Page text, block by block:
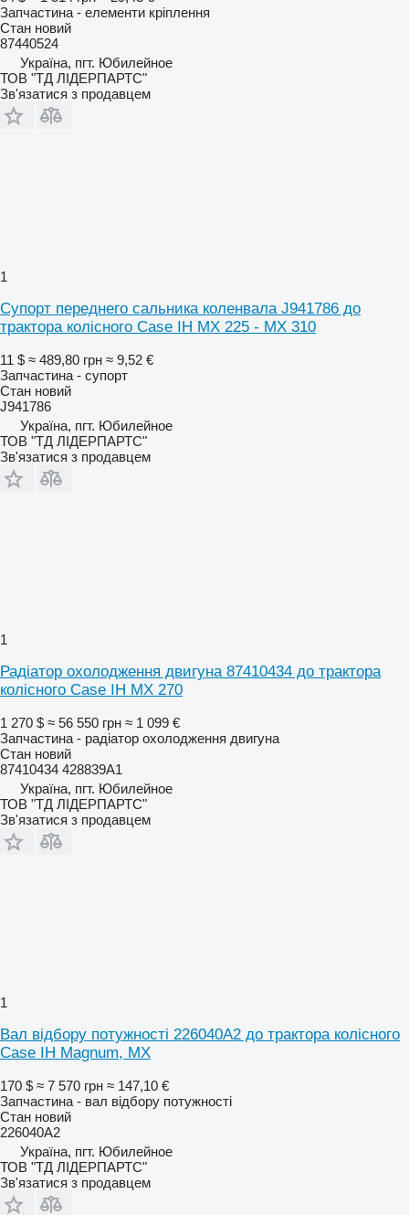
Запчастина - елементи кріплення
Стан новий
87440524
Україна, пгт. Юбилейное
ТОВ "ТД ЛІДЕРПАРТС"
Зв'язатися з продавцем
1
Супорт переднего сальника коленвала J941786 до
трактора колісного Case IH MX 225 - MX 310
11 $ ≈ 489,80 грн ≈ 9,52 €
Запчастина - супорт
Стан новий
J941786
Україна, пгт. Юбилейное
ТОВ "ТД ЛІДЕРПАРТС"
Зв'язатися з продавцем
1
Радіатор охолодження двигуна 87410434 до трактора
колісного Case IH MX 270
1 270 $ ≈ 56 550 грн ≈ 1 099 €
Запчастина - радіатор охолодження двигуна
Стан новий
87410434 428839A1
Україна, пгт. Юбилейное
ТОВ "ТД ЛІДЕРПАРТС"
Зв'язатися з продавцем
1
Вал відбору потужності 226040A2 до трактора колісного
Case IH Magnum, MX
170 $ ≈ 7 570 грн ≈ 147,10 €
Запчастина - вал відбору потужності
Стан новий
226040A2
Україна, пгт. Юбилейное
ТОВ "ТД ЛІДЕРПАРТС"
Зв'язатися з продавцем